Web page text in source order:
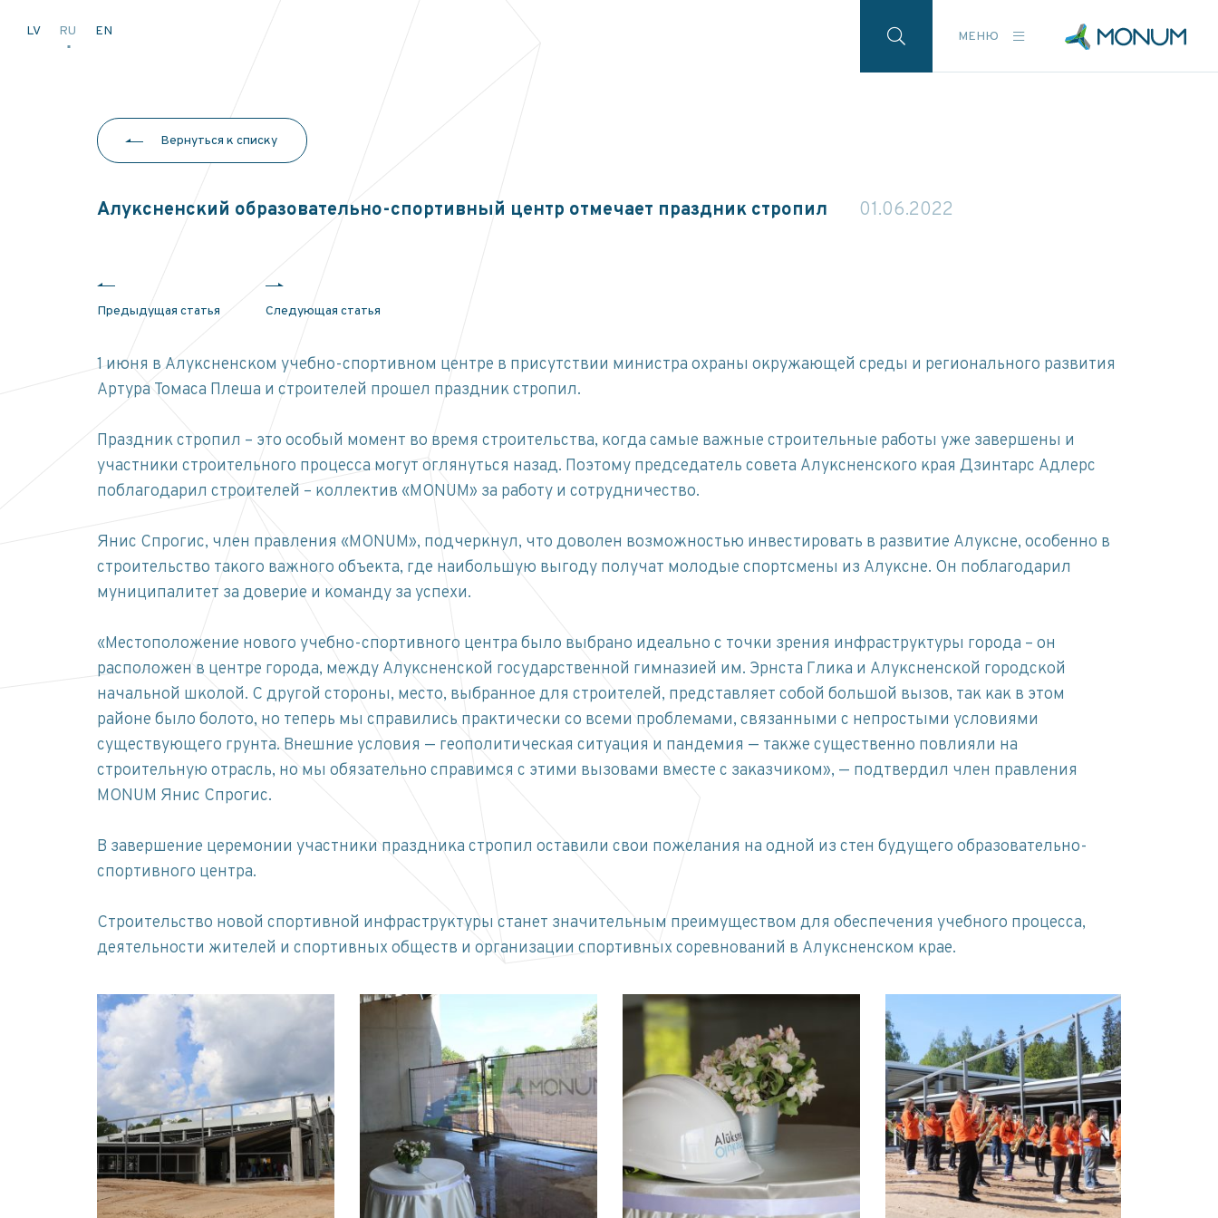
LV RU EN МЕНЮ
Вернуться к списку
Алуксненский образовательно-спортивный центр отмечает праздник стропил 01.06.2022
Предыдущая статья Следующая статья
1 июня в Алуксненском учебно-спортивном центре в присутствии министра охраны окружающей среды и регионального развития
Артура Томаса Плеша и строителей прошел праздник стропил.
Праздник стропил – это особый момент во время строительства, когда самые важные строительные работы уже завершены и
участники строительного процесса могут оглянуться назад. Поэтому председатель совета Алуксненского края Дзинтарс Адлерс
поблагодарил строителей – коллектив «MONUM» за работу и сотрудничество.
Янис Спрогис, член правления «MONUM», подчеркнул, что доволен возможностью инвестировать в развитие Алуксне, особенно в
строительство такого важного объекта, где наибольшую выгоду получат молодые спортсмены из Алуксне. Он поблагодарил
муниципалитет за доверие и команду за успехи.
«Местоположение нового учебно-спортивного центра было выбрано идеально с точки зрения инфраструктуры города – он
расположен в центре города, между Алуксненской государственной гимназией им. Эрнста Глика и Алуксненской городской
начальной школой. С другой стороны, место, выбранное для строителей, представляет собой большой вызов, так как в этом
районе было болото, но теперь мы справились практически со всеми проблемами, связанными с непростыми условиями
существующего грунта. Внешние условия — геополитическая ситуация и пандемия — также существенно повлияли на
строительную отрасль, но мы обязательно справимся с этими вызовами вместе с заказчиком», — подтвердил член правления
MONUM Янис Спрогис.
В завершение церемонии участники праздника стропил оставили свои пожелания на одной из стен будущего oбразовательно-
спортивного центра.
Строительство новой спортивной инфраструктуры станет значительным преимуществом для обеспечения учебного процесса,
деятельности жителей и спортивных обществ и организации спортивных соревнований в Алуксненском крае.